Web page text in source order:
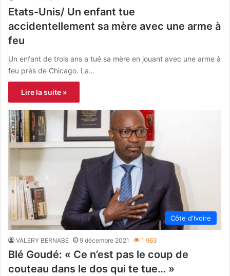
Etats-Unis/ Un enfant tue
accidentellement sa mère avec une arme à
feu
Un enfant de trois ans a tué sa mère en jouant avec une arme à
feu près de Chicago. La…
Lire la suite »
Côte d'Ivoire
VALERY BERNABE 9 décembre 2021 1 963
Blé Goudé: « Ce n’est pas le coup de
couteau dans le dos qui te tue… »